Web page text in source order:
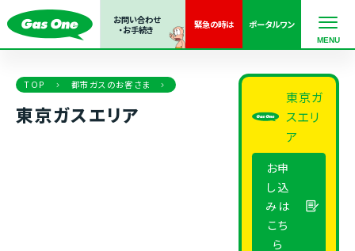
お問い合わせ
・お手続き
緊急の時は ポータルワン
TOP 都市ガスのお客さま
東京ガスエリア
東京ガ
スエリ
ア
お申
し込
みは
こち
ら